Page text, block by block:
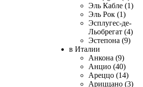
Эль Кабле (1)
Эль Рок (1)
Эсплугес-де-
Льобрегат (4)
Эстепона (9)
в Италии
Анкона (9)
Анцио (40)
Ареццо (14)
Ариццано (3)